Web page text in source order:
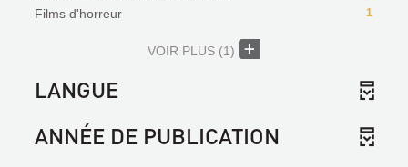
1
Films d'horreur
VOIR PLUS (1)
LANGUE
ANNÉE DE PUBLICATION